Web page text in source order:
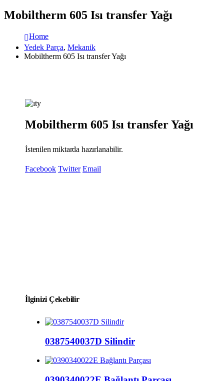
Mobiltherm 605 Isı transfer Yağı
Home
Yedek Parça, Mekanik
Mobiltherm 605 Isı transfer Yağı
Mobiltherm 605 Isı transfer Yağı
İstenilen miktarda hazırlanabilir.
Facebook Twitter Email
İlginizi Çekebilir
0387540037D Silindir